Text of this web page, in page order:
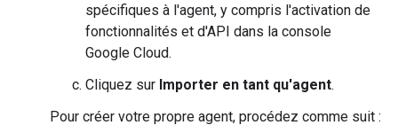
spécifiques à l'agent, y compris l'activation de
fonctionnalités et d'API dans la console
Google Cloud.
Cliquez sur Importer en tant qu'agent.
Pour créer votre propre agent, procédez comme suit :